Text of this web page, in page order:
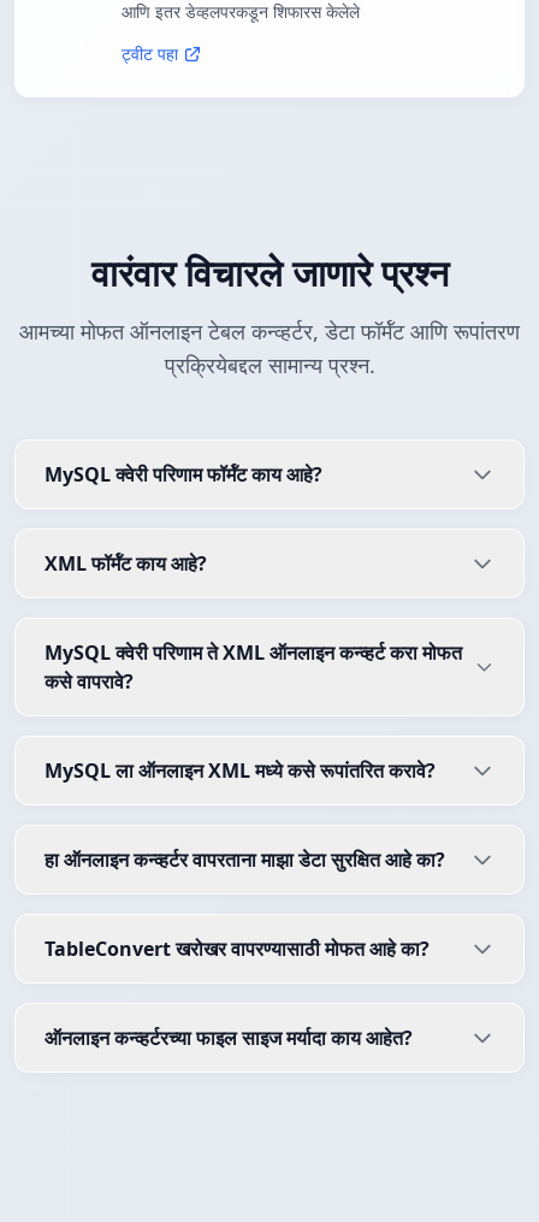
आणि इतर डेव्हलपरकडून शिफारस केलेले
ट्वीट पहा
वारंवार विचारले जाणारे प्रश्न
आमच्या मोफत ऑनलाइन टेबल कन्व्हर्टर, डेटा फॉर्मॅट आणि रूपांतरण
प्रक्रियेबद्दल सामान्य प्रश्न.
MySQL क्वेरी परिणाम फॉर्मॅट काय आहे?
XML फॉर्मॅट काय आहे?
MySQL क्वेरी परिणाम ते XML ऑनलाइन कन्व्हर्ट करा मोफत
कसे वापरावे?
MySQL ला ऑनलाइन XML मध्ये कसे रूपांतरित करावे?
हा ऑनलाइन कन्व्हर्टर वापरताना माझा डेटा सुरक्षित आहे का?
TableConvert खरोखर वापरण्यासाठी मोफत आहे का?
ऑनलाइन कन्व्हर्टरच्या फाइल साइज मर्यादा काय आहेत?